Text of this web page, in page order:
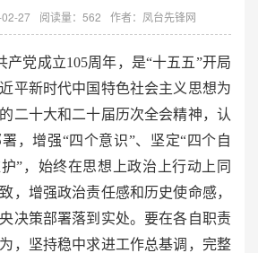
27 阅读量： 562 作者：凤台先锋网
产党成立105周年，是“十五五”开局
平新时代中国特色社会主义思想为
二十大和二十届历次全会精神，认
，增强“四个意识”、坚定“四个自
”，始终在思想上政治上行动上同
，增强政治责任感和历史使命感，
决策部署落到实处。要在各自职责
，坚持稳中求进工作总基调，完整